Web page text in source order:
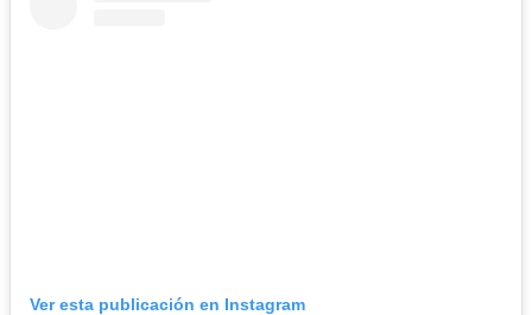
Ver esta publicación en Instagram